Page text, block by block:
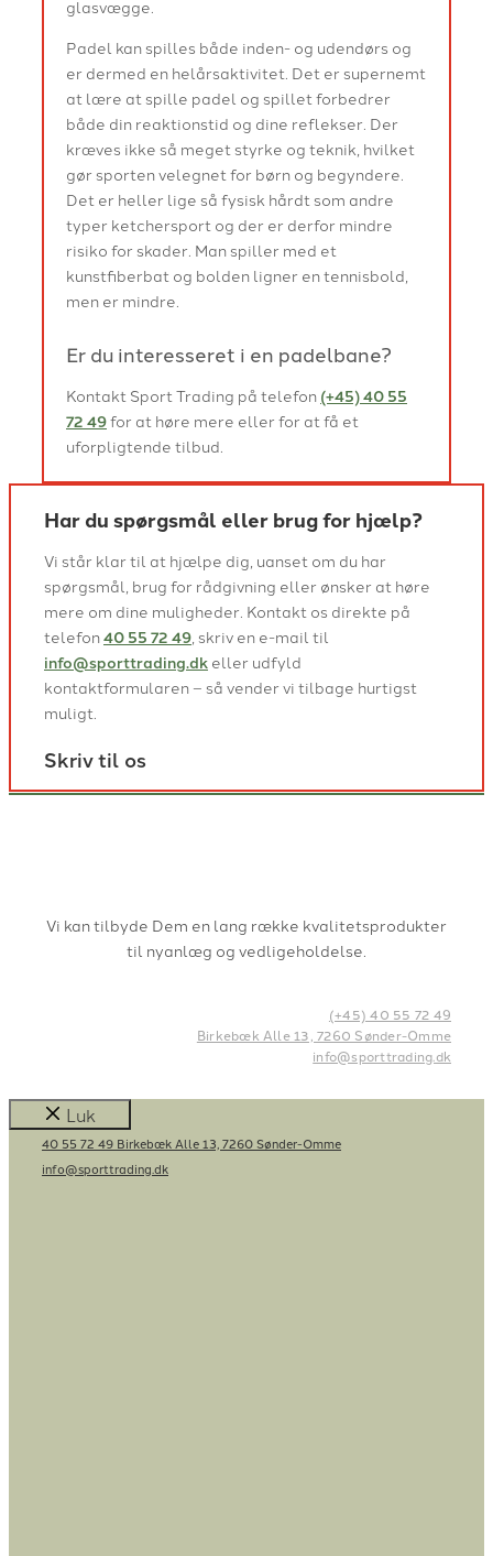
glasvægge.
Padel kan spilles både inden- og udendørs og
er dermed en helårsaktivitet. Det er supernemt
at lære at spille padel og spillet forbedrer
både din reaktionstid og dine reflekser. Der
kræves ikke så meget styrke og teknik, hvilket
gør sporten velegnet for børn og begyndere.
Det er heller lige så fysisk hårdt som andre
typer ketchersport og der er derfor mindre
risiko for skader. Man spiller med et
kunstfiberbat og bolden ligner en tennisbold,
men er mindre.
Er du interesseret i en padelbane?
Kontakt Sport Trading på telefon (+45) 40 55
72 49for at høre mere eller for at få et
uforpligtende tilbud.
Har du spørgsmål eller brug for hjælp?
Vi står klar til at hjælpe dig, uanset om du har
spørgsmål, brug for rådgivning eller ønsker at høre
mere om dine muligheder. Kontakt os direkte på
telefon40 55 72 49, skriv en e-mail til
info@sporttrading.dk eller udfyld
kontaktformularen – så vender vi tilbage hurtigst
muligt.
Skriv til os
Vi kan tilbyde Dem en lang række kvalitetsprodukter
til nyanlæg og vedligeholdelse.
(+45) 40 55 72 49
Birkebæk Alle 13, 7260 Sønder-Omme
info@sporttrading.dk
Luk
40 55 72 49 Birkebæk Alle 13, 7260 Sønder-Omme
info@sporttrading.dk